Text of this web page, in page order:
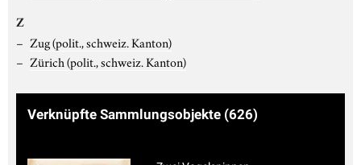
Z
Zug (polit., schweiz. Kanton)
Zürich (polit., schweiz. Kanton)
Verknüpfte Sammlungsobjekte (626)